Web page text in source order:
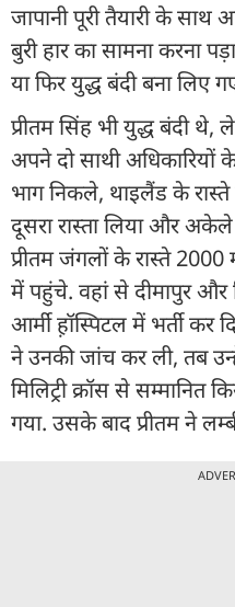
जापानी पूरी तैयारी के
बुरी हार का सामना करना
या फिर युद्ध बंदी बना लिए
प्रीतम सिंह भी युद्ध बंदी
अपने दो साथी अधिकारियों
भाग निकले, थाइलैंड के रास्ते
दूसरा रास्ता लिया और अकेले
प्रीतम जंगलों के रास्ते
में पहुंचे. वहां से दीमापुर और
आर्मी ह़ॉस्पिटल में भर्ती कर
ने उनकी जांच कर ली, तब
मिलिट्री क्रॉस से सम्मानित
गया. उसके बाद प्रीतम ने